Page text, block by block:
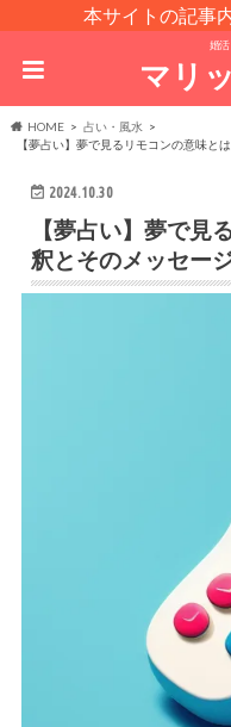
本サイトの記事
婚
マリ
HOME
占い・風水
【夢占い】夢で見るリモコンの意味と
2024.10.30
【夢占い】夢で見
釈とそのメッセー